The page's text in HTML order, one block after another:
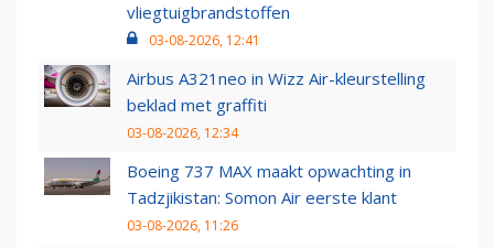
vliegtuigbrandstoffen
03-08-2026, 12:41
Airbus A321neo in Wizz Air-kleurstelling
beklad met graffiti
03-08-2026, 12:34
Boeing 737 MAX maakt opwachting in
Tadzjikistan: Somon Air eerste klant
03-08-2026, 11:26